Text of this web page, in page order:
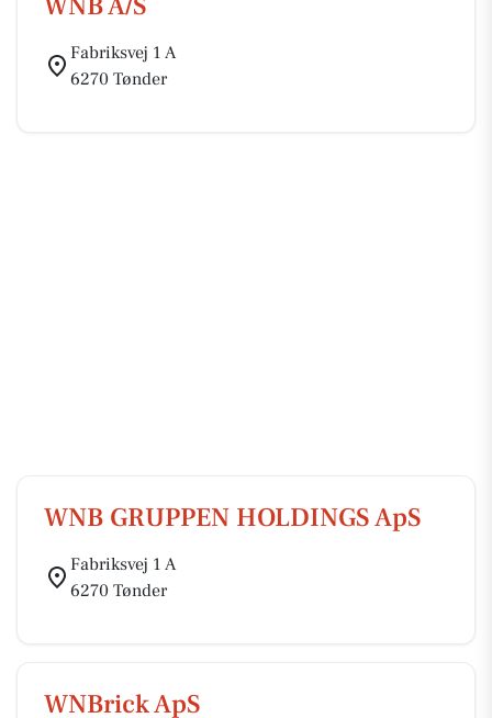
Fabriksvej 1 A
6270 Tønder
WNB GRUPPEN HOLDINGS ApS
Fabriksvej 1 A
6270 Tønder
WNBrick ApS